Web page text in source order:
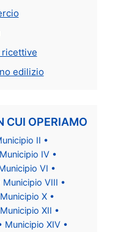
ricettive
edilizio
CUI OPERIAMO
II •
IV •
VI •
VIII •
X •
XII •
Municipio XIV •